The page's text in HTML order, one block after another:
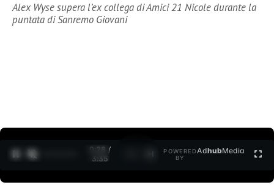
Alex Wyse supera l’ex collega di Amici 21 Nicole durante la
puntata di Sanremo Giovani
0:29 /
3:35
POWERED
BY
AdhubMedia